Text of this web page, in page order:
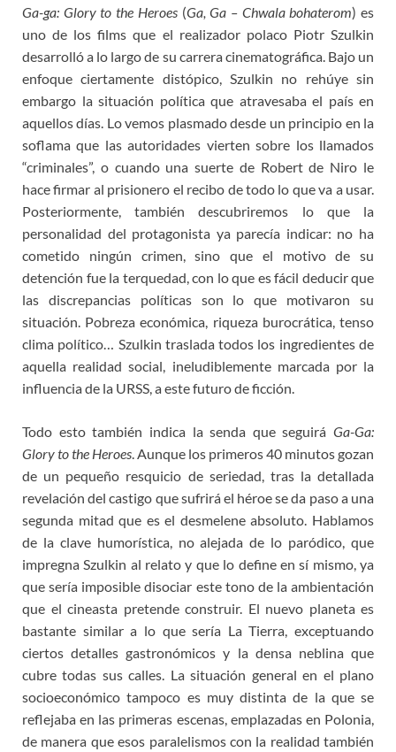
Ga-ga: Glory to the Heroes(Ga, Ga – Chwala bohaterom) es
uno de los films que el realizador polaco Piotr Szulkin
desarrolló a lo largo de su carrera cinematográfica. Bajo un
enfoque ciertamente distópico, Szulkin no rehúye sin
embargo la situación política que atravesaba el país en
aquellos días. Lo vemos plasmado desde un principio en la
soflama que las autoridades vierten sobre los llamados
“criminales”, o cuando una suerte de Robert de Niro le
hace firmar al prisionero el recibo de todo lo que va a usar.
Posteriormente, también descubriremos lo que la
personalidad del protagonista ya parecía indicar: no ha
cometido ningún crimen, sino que el motivo de su
detención fue la terquedad, con lo que es fácil deducir que
las discrepancias políticas son lo que motivaron su
situación. Pobreza económica, riqueza burocrática, tenso
clima político… Szulkin traslada todos los ingredientes de
aquella realidad social, ineludiblemente marcada por la
influencia de la URSS, a este futuro de ficción.
Todo esto también indica la senda que seguirá Ga-Ga:
Glory to the Heroes . Aunque los primeros 40 minutos gozan
de un pequeño resquicio de seriedad, tras la detallada
revelación del castigo que sufrirá el héroe se da paso a una
segunda mitad que es el desmelene absoluto. Hablamos
de la clave humorística, no alejada de lo paródico, que
impregna Szulkin al relato y que lo define en sí mismo, ya
que sería imposible disociar este tono de la ambientación
que el cineasta pretende construir. El nuevo planeta es
bastante similar a lo que sería La Tierra, exceptuando
ciertos detalles gastronómicos y la densa neblina que
cubre todas sus calles. La situación general en el plano
socioeconómico tampoco es muy distinta de la que se
reflejaba en las primeras escenas, emplazadas en Polonia,
de manera que esos paralelismos con la realidad también